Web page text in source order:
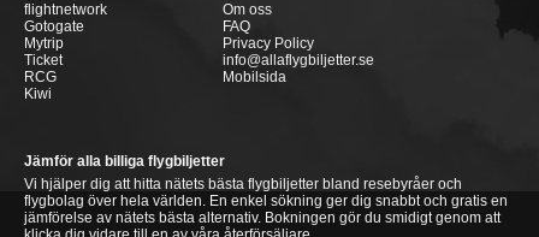
flightnetwork
Gotogate
Mytrip
Ticket
RCG
Kiwi
Om oss
FAQ
Privacy Policy
info@allaflygbiljetter.se
Mobilsida
Jämför alla billiga flygbiljetter
Vi hjälper dig att hitta nätets bästa flygbiljetter bland resebyråer och
flygbolag över hela världen. En enkel sökning ger dig snabbt och gratis en
jämförelse av nätets bästa alternativ. Bokningen gör du smidigt genom att